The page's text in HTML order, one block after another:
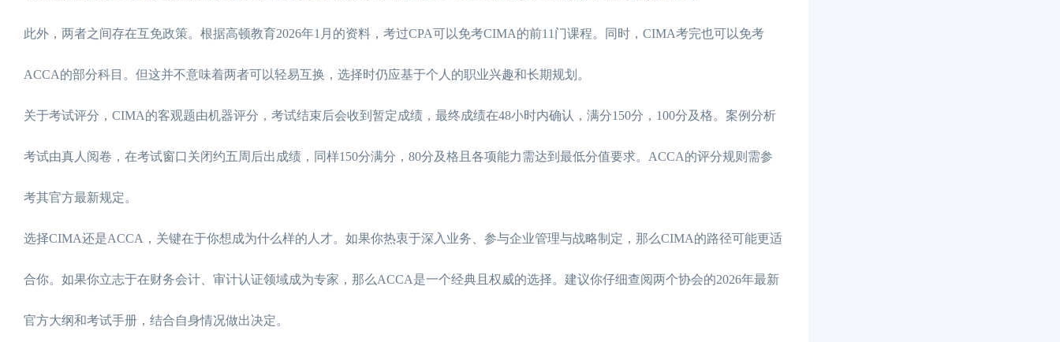
此外，两者之间存在互免政策。根据高顿教育2026年1月的资料，考过CPA可以免考CIMA的前11门课程。同时，CIMA考完也可以免考
ACCA的部分科目。但这并不意味着两者可以轻易互换，选择时仍应基于个人的职业兴趣和长期规划。
关于考试评分，CIMA的客观题由机器评分，考试结束后会收到暂定成绩，最终成绩在48小时内确认，满分150分，100分及格。案例分析
考试由真人阅卷，在考试窗口关闭约五周后出成绩，同样150分满分，80分及格且各项能力需达到最低分值要求。ACCA的评分规则需参
考其官方最新规定。
选择CIMA还是ACCA，关键在于你想成为什么样的人才。如果你热衷于深入业务、参与企业管理与战略制定，那么CIMA的路径可能更适
合你。如果你立志于在财务会计、审计认证领域成为专家，那么ACCA是一个经典且权威的选择。建议你仔细查阅两个协会的2026年最新
官方大纲和考试手册，结合自身情况做出决定。